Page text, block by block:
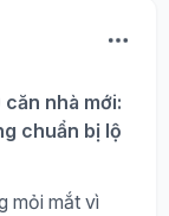
nhà mới:
chuẩn bị lộ
mỏi mắt vì